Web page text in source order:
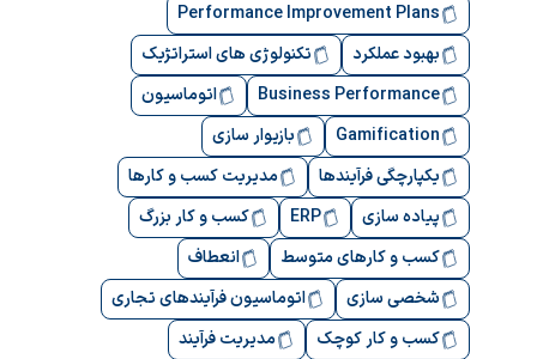
Performance Improvement Plans
بهبود عملکرد
تکنولوژی های استراتژیک
Business Performance
اتوماسیون
Gamification
بازیوار سازی
یکپارچگی فرآیندها
مدیریت کسب و کارها
پیاده سازی
ERP
کسب و کار بزرگ
کسب و کارهای متوسط
انعطاف
شخصی سازی
اتوماسیون فرآیندهای تجاری
کسب و کار کوچک
مدیریت فرآیند